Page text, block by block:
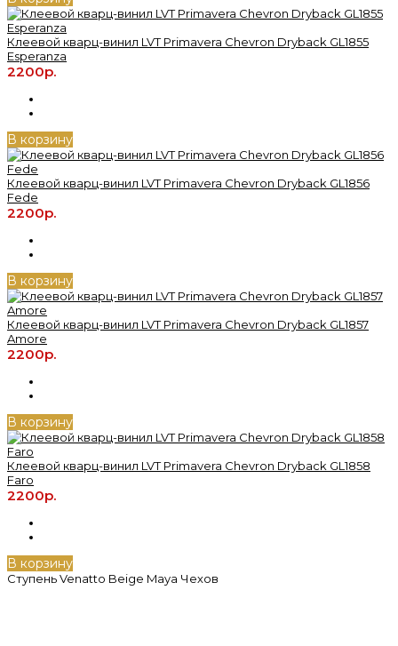
Клеевой кварц-винил LVT Primavera Chevron Dryback GL1855
Esperanza
2200р.
В корзину
Клеевой кварц-винил LVT Primavera Chevron Dryback GL1856
Fede
2200р.
В корзину
Клеевой кварц-винил LVT Primavera Chevron Dryback GL1857
Amore
2200р.
В корзину
Клеевой кварц-винил LVT Primavera Chevron Dryback GL1858
Faro
2200р.
В корзину
Ступень Venatto Beige Maya Чехов